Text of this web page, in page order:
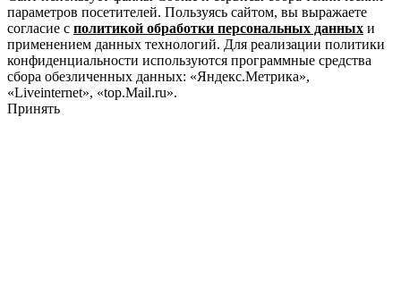
параметров посетителей. Пользуясь сайтом, вы выражаете
согласие с политикой обработки персональных данных и
применением данных технологий. Для реализации политики
конфиденциальности используются программные средства
сбора обезличенных данных: «Яндекс.Метрика»,
«Liveinternet», «top.Mail.ru».
Принять